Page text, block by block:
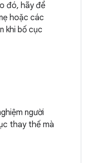
đó, hãy để
hoặc các
khi bố cục
người
thay thế mà